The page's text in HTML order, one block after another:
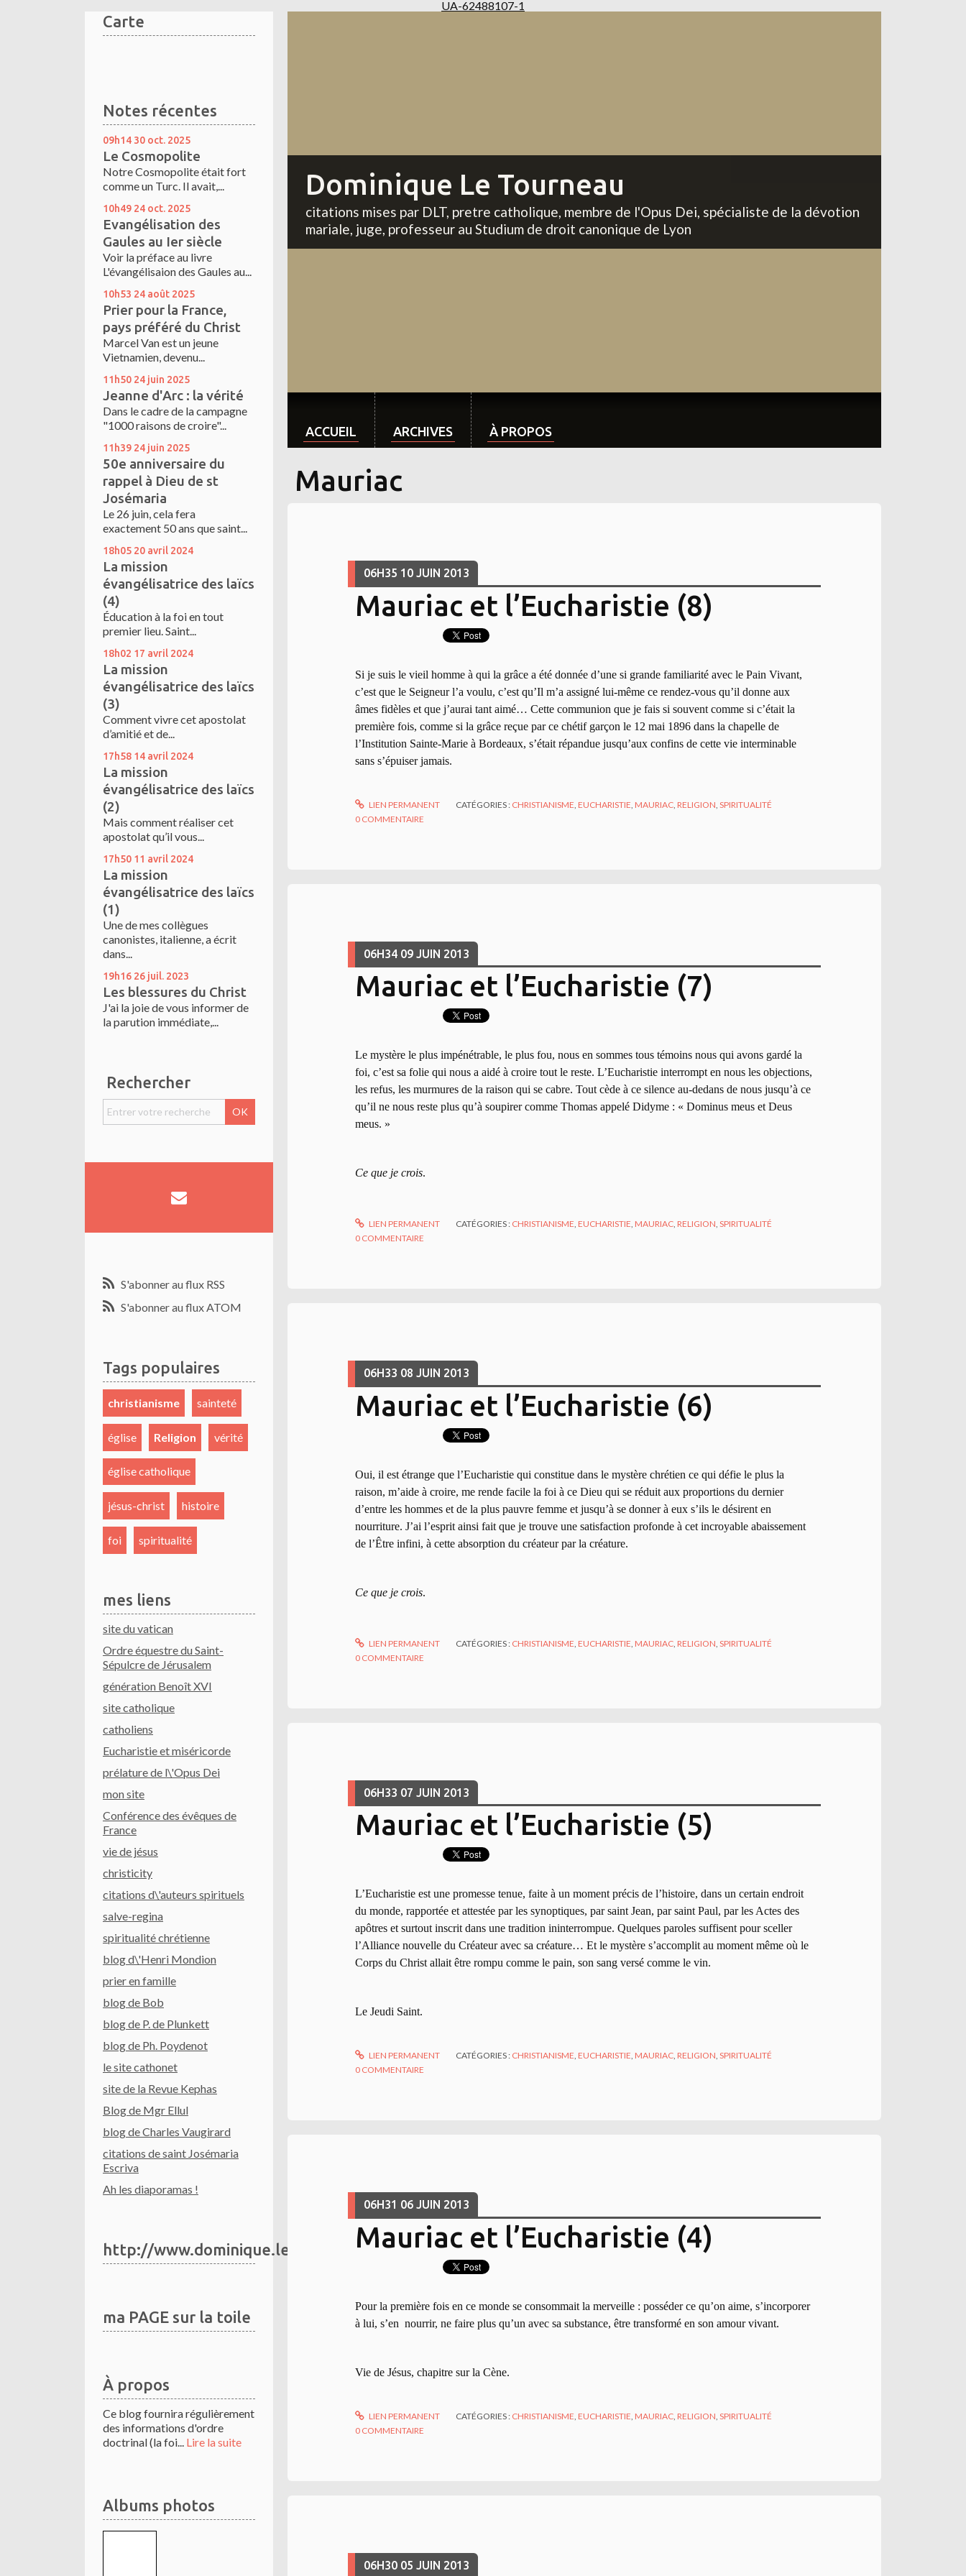
UA-62488107-1
Carte
Notes récentes
09h14 30 oct. 2025
Le Cosmopolite
Notre Cosmopolite était fort
comme un Turc. Il avait,...
10h49 24 oct. 2025
Evangélisation des
Gaules au Ier siècle
Voir la préface au livre
L'évangélisaion des Gaules au...
10h53 24 août 2025
Prier pour la France,
pays préféré du Christ
Marcel Van est un jeune
Vietnamien, devenu...
11h50 24 juin 2025
Jeanne d'Arc : la vérité
Dans le cadre de la campagne
"1000 raisons de croire"...
11h39 24 juin 2025
50e anniversaire du
rappel à Dieu de st
Josémaria
Le 26 juin, cela fera
exactement 50 ans que saint...
18h05 20 avril 2024
La mission
évangélisatrice des laïcs
(4)
Éducation à la foi en tout
premier lieu. Saint...
18h02 17 avril 2024
La mission
évangélisatrice des laïcs
(3)
Comment vivre cet apostolat
d’amitié et de...
17h58 14 avril 2024
La mission
évangélisatrice des laïcs
(2)
Mais comment réaliser cet
apostolat qu’il vous...
17h50 11 avril 2024
La mission
évangélisatrice des laïcs
(1)
Une de mes collègues
canonistes, italienne, a écrit
dans...
19h16 26 juil. 2023
Les blessures du Christ
J'ai la joie de vous informer de
la parution immédiate,...
Rechercher
S'abonner au flux RSS
S'abonner au flux ATOM
Tags populaires
christianisme sainteté
église Religion vérité
église catholique
jésus-christ histoire
foi spiritualité
mes liens
site du vatican
Ordre équestre du Saint-
Sépulcre de Jérusalem
génération Benoît XVI
site catholique
catholiens
Eucharistie et miséricorde
prélature de l\'Opus Dei
mon site
Conférence des évêques de
France
vie de jésus
christicity
citations d\'auteurs spirituels
salve-regina
spiritualité chrétienne
blog d\'Henri Mondion
prier en famille
blog de Bob
blog de P. de Plunkett
blog de Ph. Poydenot
le site cathonet
site de la Revue Kephas
Blog de Mgr Ellul
blog de Charles Vaugirard
citations de saint Josémaria
Escriva
Ah les diaporamas !
http://www.dominique.le.tourneau.blogspot.com
ma PAGE sur la toile
À propos
Ce blog fournira régulièrement
des informations d'ordre
doctrinal (la foi...
Lire la suite
Albums photos
Dominique Le Tourneau
citations mises par DLT, pretre catholique, membre de l'Opus Dei, spécialiste de la dévotion
mariale, juge, professeur au Studium de droit canonique de Lyon
ACCUEIL ARCHIVES À PROPOS
Mauriac
06H35 10 JUIN 2013
Mauriac et l’Eucharistie (8)
Si je suis le vieil homme à qui la grâce a été donnée d’une si grande familiarité avec le Pain Vivant,
c’est que le Seigneur l’a voulu, c’est qu’Il m’a assigné lui-même ce rendez-vous qu’il donne aux
âmes fidèles et que j’aurai tant aimé… Cette communion que je fais si souvent comme si c’était la
première fois, comme si la grâce reçue par ce chétif garçon le 12 mai 1896 dans la chapelle de
l’Institution Sainte-Marie à Bordeaux, s’était répandue jusqu’aux confins de cette vie interminable
sans s’épuiser jamais.
LIEN PERMANENT CATÉGORIES : CHRISTIANISME ,EUCHARISTIE ,MAURIAC ,RELIGION ,SPIRITUALITÉ
0 COMMENTAIRE
06H34 09 JUIN 2013
Mauriac et l’Eucharistie (7)
Le mystère le plus impénétrable, le plus fou, nous en sommes tous témoins nous qui avons gardé la
foi, c’est sa folie qui nous a aidé à croire tout le reste. L’Eucharistie interrompt en nous les objections,
les refus, les murmures de la raison qui se cabre. Tout cède à ce silence au-dedans de nous jusqu’à ce
qu’il ne nous reste plus qu’à soupirer comme Thomas appelé Didyme : « Dominus meus et Deus
meus. »
Ce que je crois.
LIEN PERMANENT CATÉGORIES : CHRISTIANISME,EUCHARISTIE,MAURIAC,RELIGION,SPIRITUALITÉ
0 COMMENTAIRE
06H33 08 JUIN 2013
Mauriac et l’Eucharistie (6)
Oui, il est étrange que l’Eucharistie qui constitue dans le mystère chrétien ce qui défie le plus la
raison, m’aide à croire, me rende facile la foi à ce Dieu qui se réduit aux proportions du dernier
d’entre les hommes et de la plus pauvre femme et jusqu’à se donner à eux s’ils le désirent en
nourriture. J’ai l’esprit ainsi fait que je trouve une satisfaction profonde à cet incroyable abaissement
de l’Être infini, à cette absorption du créateur par la créature.
Ce que je crois.
LIEN PERMANENT CATÉGORIES : CHRISTIANISME ,EUCHARISTIE ,MAURIAC ,RELIGION ,SPIRITUALITÉ
0 COMMENTAIRE
06H33 07 JUIN 2013
Mauriac et l’Eucharistie (5)
L’Eucharistie est une promesse tenue, faite à un moment précis de l’histoire, dans un certain endroit
du monde, rapportée et attestée par les synoptiques, par saint Jean, par saint Paul, par les Actes des
apôtres et surtout inscrit dans une tradition ininterrompue. Quelques paroles suffisent pour sceller
l’Alliance nouvelle du Créateur avec sa créature… Et le mystère s’accomplit au moment même où le
Corps du Christ allait être rompu comme le pain, son sang versé comme le vin.
Le Jeudi Saint.
LIEN PERMANENT CATÉGORIES : CHRISTIANISME,EUCHARISTIE,MAURIAC,RELIGION,SPIRITUALITÉ
0 COMMENTAIRE
06H31 06 JUIN 2013
Mauriac et l’Eucharistie (4)
Pour la première fois en ce monde se consommait la merveille : posséder ce qu’on aime, s’incorporer
à lui, s’en nourrir, ne faire plus qu’un avec sa substance, être transformé en son amour vivant.
Vie de Jésus, chapitre sur la Cène.
LIEN PERMANENT CATÉGORIES : CHRISTIANISME ,EUCHARISTIE ,MAURIAC ,RELIGION ,SPIRITUALITÉ
0 COMMENTAIRE
06H30 05 JUIN 2013